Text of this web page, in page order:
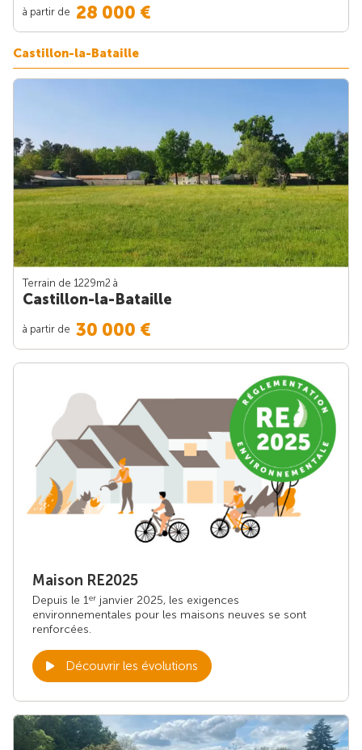
à partir de 28 000 €
Castillon-la-Bataille
Terrain de 1229m2 à
Castillon-la-Bataille
à partir de 30 000 €
Maison RE2025
Depuis le 1er janvier 2025, les exigences
environnementales pour les maisons neuves se sont
renforcées.
Découvrir les évolutions